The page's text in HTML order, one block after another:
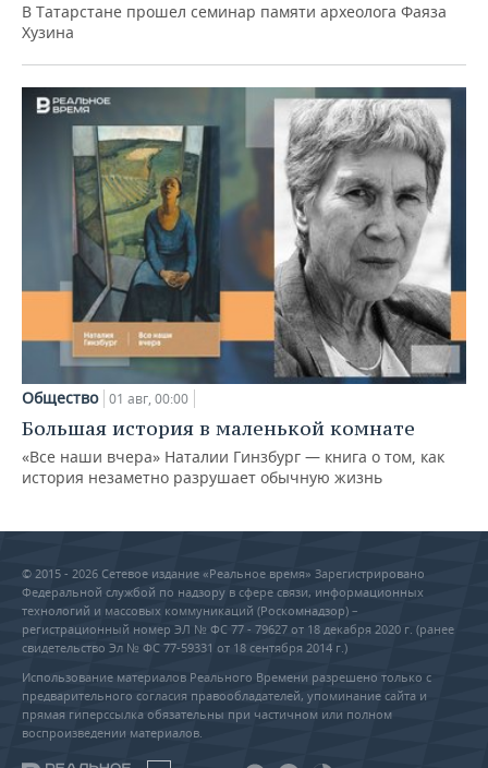
В Татарстане прошел семинар памяти археолога Фаяза
Хузина
Общество 01 авг, 00:00
Большая история в маленькой комнате
«Все наши вчера» Наталии Гинзбург — книга о том, как
история незаметно разрушает обычную жизнь
© 2015 - 2026 Сетевое издание «Реальное время» Зарегистрировано
Федеральной службой по надзору в сфере связи, информационных
технологий и массовых коммуникаций (Роскомнадзор) –
регистрационный номер ЭЛ № ФС 77 - 79627 от 18 декабря 2020 г. (ранее
свидетельство Эл № ФС 77-59331 от 18 сентября 2014 г.)
Использование материалов Реального Времени разрешено только с
предварительного согласия правообладателей, упоминание сайта и
прямая гиперссылка обязательны при частичном или полном
воспроизведении материалов.